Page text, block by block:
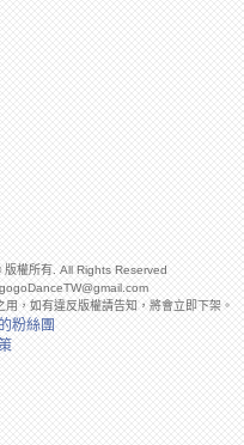
權所有. All Rights Reserved
gogoDanceTW@gmail.com
，如有違反版權請告知，將會立即下架。
粉絲團